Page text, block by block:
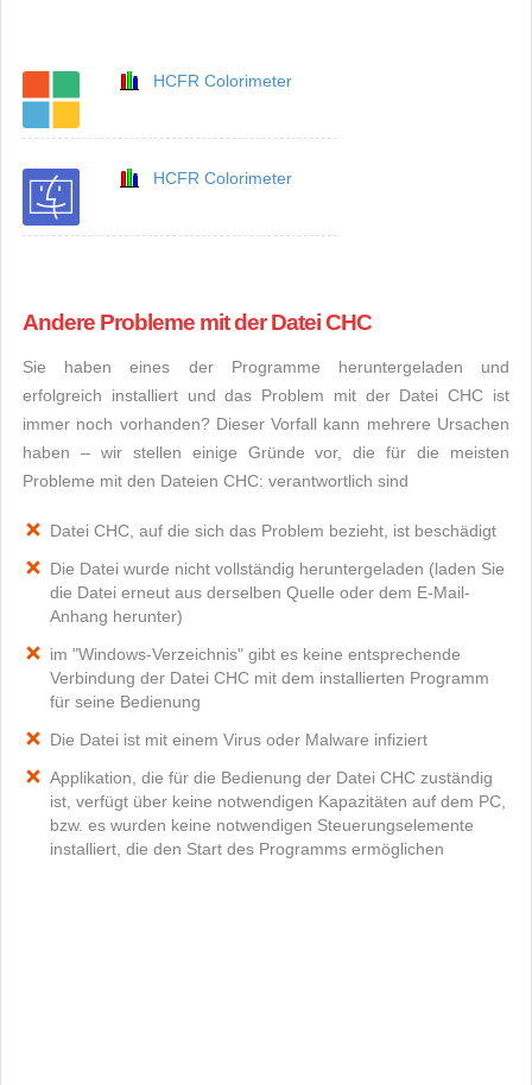
HCFR Colorimeter
HCFR Colorimeter
Andere Probleme mit der Datei CHC
Sie haben eines der Programme heruntergeladen und
erfolgreich installiert und das Problem mit der Datei CHC ist
immer noch vorhanden? Dieser Vorfall kann mehrere Ursachen
haben – wir stellen einige Gründe vor, die für die meisten
Probleme mit den Dateien CHC: verantwortlich sind
Datei CHC, auf die sich das Problem bezieht, ist beschädigt
Die Datei wurde nicht vollständig heruntergeladen (laden Sie
die Datei erneut aus derselben Quelle oder dem E-Mail-
Anhang herunter)
im "Windows-Verzeichnis" gibt es keine entsprechende
Verbindung der Datei CHC mit dem installierten Programm
für seine Bedienung
Die Datei ist mit einem Virus oder Malware infiziert
Applikation, die für die Bedienung der Datei CHC zuständig
ist, verfügt über keine notwendigen Kapazitäten auf dem PC,
bzw. es wurden keine notwendigen Steuerungselemente
installiert, die den Start des Programms ermöglichen